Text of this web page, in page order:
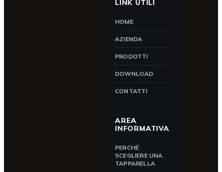
LINK UTILI
HOME
AZIENDA
PRODOTTI
DOWNLOAD
CONTATTI
AREA
INFORMATIVA
PERCHÉ
SCEGLIERE UNA
TAPPARELLA